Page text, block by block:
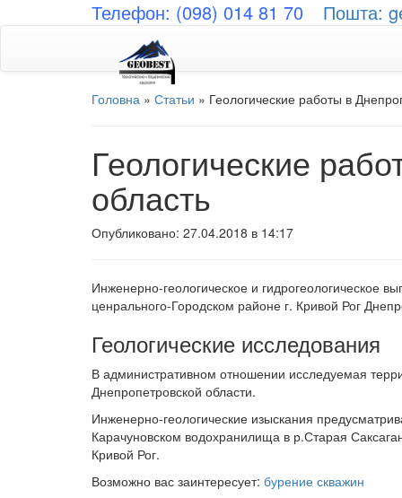
Телефон: (098) 014 81 70 Пошта:
Головна » Статьи » Геологические работы в
Геологические
область
Опубликовано: 27.04.2018 в 14:17
Инженерно-геологическое и гидрогеологическое
ценрального-Городском районе г. Кривой Рог
Геологические исследования
В административном отношении исследуемая
Днепропетровской области.
Инженерно-геологические изыскания
Карачуновском водохранилища в р.Старая
Кривой Рог.
Возможно вас заинтересует: бурение скважин